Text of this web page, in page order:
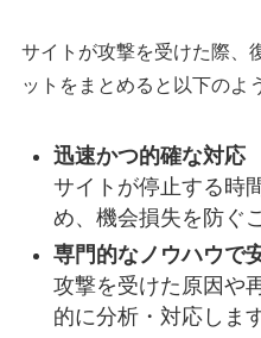
サイトが攻撃を受けた際、
ットをまとめると以下のよ
迅速かつ的確な対応
サイトが停止する時
め、機会損失を防ぐ
専門的なノウハウで
攻撃を受けた原因や
的に分析・対応します